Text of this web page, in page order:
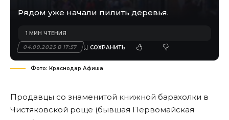
Рядом уже начали пилить деревья.
04.09.2025 В 17:57
1 МИН ЧТЕНИЯ
Фото: Краснодар Афиша
Продавцы со знаменитой книжной барахолки в
Чистяковской роще (бывшая Первомайская